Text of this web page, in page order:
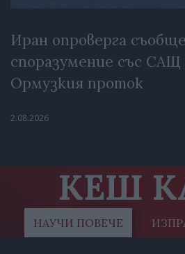
Иран опроверга
споразумение със
Ормузкия проток
2.08.2026
КЕШ
НАУЧИ ПОВЕЧЕ